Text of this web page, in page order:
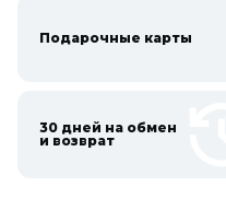
Подарочные карты
30 дней на обмен
и возврат